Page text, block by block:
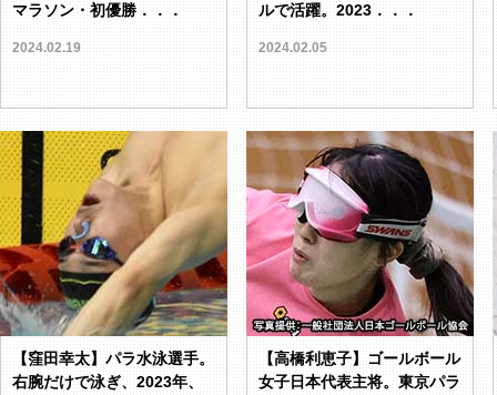
マラソン・初優勝．．．
2024.02.19
ルで活躍。2023．．．
2024.02.05
【窪田幸太】パラ水泳選手。
右腕だけで泳ぎ、2023年、
【高橋利恵子】ゴールボール
女子日本代表主将。東京パラ